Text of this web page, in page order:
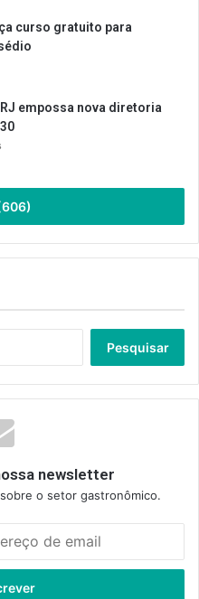
curso gratuito para
empossa nova diretoria
newsletter
o setor gastronômico.